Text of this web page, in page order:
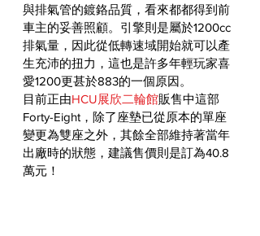
與排氣管的鍍鉻品質，看來都都得到前
車主的妥善照顧。引擎則是屬於1200cc
排氣量，因此從低轉速域開始就可以產
生充沛的扭力，這也是許多年輕玩家喜
愛1200更甚於883的一個原因。
目前正由HCU展欣二輪館販售中這部
Forty-Eight，除了座墊已從原本的單座
變更為雙座之外，其餘全部維持著當年
出廠時的狀態，建議售價則是訂為40.8
萬元！